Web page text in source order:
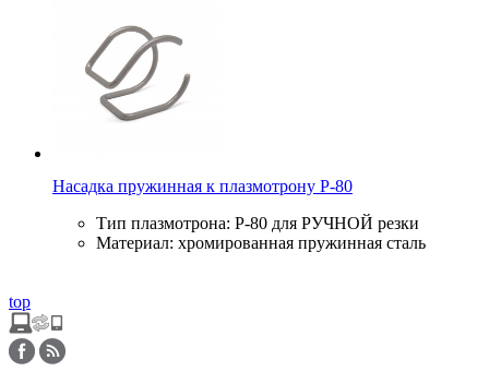
Насадка пружинная к плазмотрону P-80
Тип плазмотрона: P-80 для РУЧНОЙ резки
Материал: хромированная пружинная сталь
top